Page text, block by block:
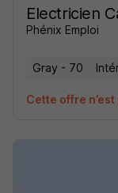
Electricien
Phénix Emploi
Gray - 70
Cette offre